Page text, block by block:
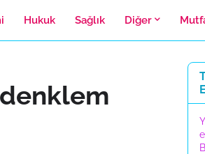
Hukuk Sağlık Diğer